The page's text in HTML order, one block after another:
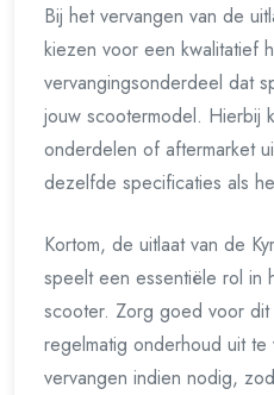
Bij het vervangen van de
kiezen voor een kwalitatief
vervangingsonderdeel dat
jouw scootermodel. Hierbij
onderdelen of aftermarket
dezelfde specificaties als
Kortom, de uitlaat van de
speelt een essentiële rol in
scooter. Zorg goed voor
regelmatig onderhoud uit
vervangen indien nodig,